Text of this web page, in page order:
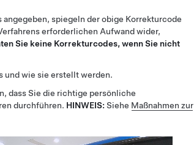
spiegeln der obige Korrekturcode
erforderlichen Aufwand wider,
Sie keine Korrekturcodes, wenn Sie nicht
und wie sie erstellt werden.
dass Sie die richtige persönliche
durchführen. HINWEIS: Siehe Maßnahmen zur